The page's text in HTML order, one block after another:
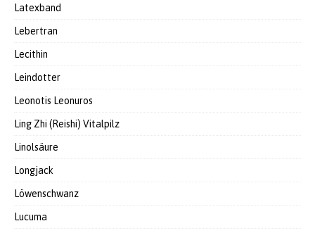
Latexband
Lebertran
Lecithin
Leindotter
Leonotis Leonuros
Ling Zhi (Reishi) Vitalpilz
Linolsäure
Longjack
Löwenschwanz
Lucuma